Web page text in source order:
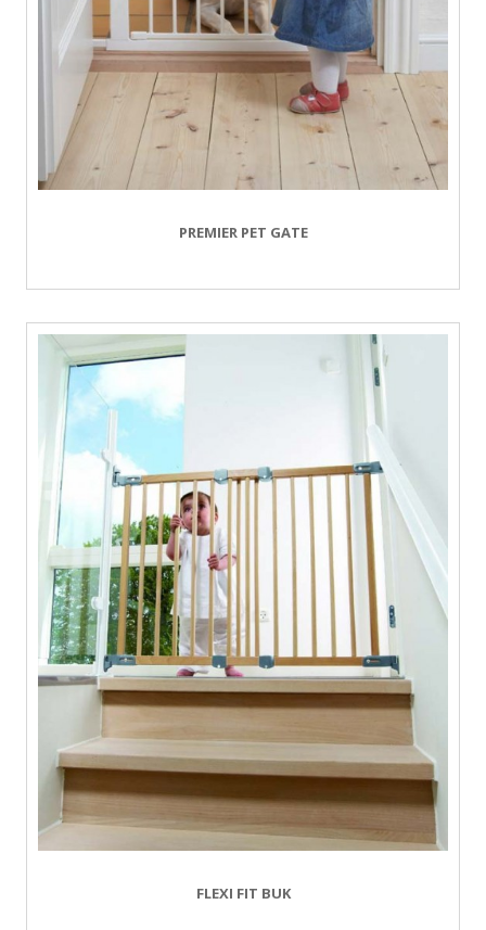
PREMIER PET GATE
FLEXI FIT BUK